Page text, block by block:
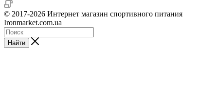
© 2017-2026 Интернет магазин спортивного питания
Ironmarket.com.ua
Найти